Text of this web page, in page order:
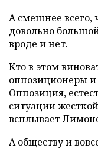
А смешнее всего,
довольно
вроде и нет.
Кто в этом
оппозиционеры
Оппозиция,
ситуации
всплывает
А обществу и